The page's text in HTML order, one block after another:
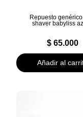
Repuesto
shaver babyliss
$65.000
Añadir al